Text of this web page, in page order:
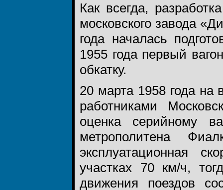
Как всегда,
московского завода
года началась
1955 года первый
обкатку.
20 марта 1958 года на
работниками
оценка серийному
метрополитена
эксплуатационная
участках 70 км/ч,
движения поездов